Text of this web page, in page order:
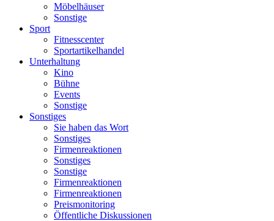
Möbelhäuser
Sonstige
Sport
Fitnesscenter
Sportartikelhandel
Unterhaltung
Kino
Bühne
Events
Sonstige
Sonstiges
Sie haben das Wort
Sonstiges
Firmenreaktionen
Sonstiges
Sonstige
Firmenreaktionen
Firmenreaktionen
Preismonitoring
Öffentliche Diskussionen